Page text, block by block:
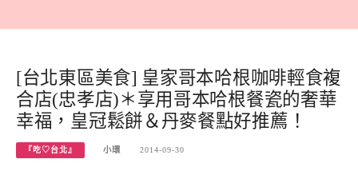
[台北東區美食] 皇家哥本哈根咖啡輕食複
合店(忠孝店)＊享用哥本哈根餐瓷的奢華
幸福，皇冠鬆餅＆丹麥餐點好推薦！
『吃♡台北』 小環 2014-09-30